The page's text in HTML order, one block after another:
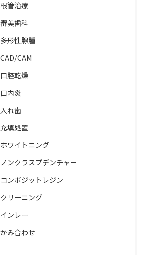
根管治療
審美歯科
多形性腺腫
CAD/CAM
口腔乾燥
口内炎
入れ歯
充填処置
ホワイトニング
ノンクラスプデンチャー
コンポジットレジン
クリーニング
インレー
かみ合わせ